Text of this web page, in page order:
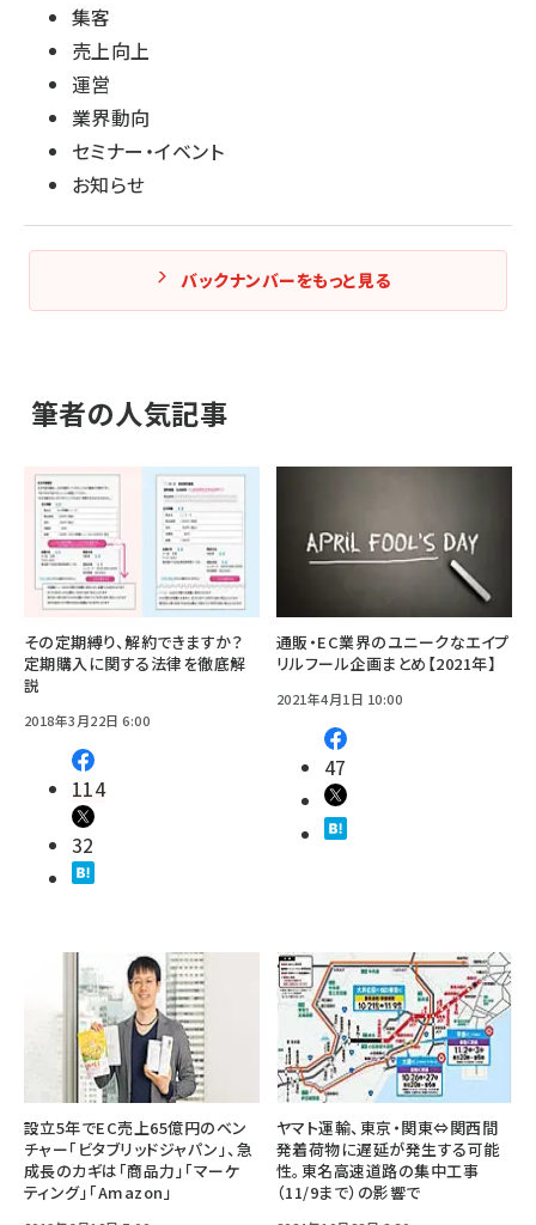
集客
売上向上
運営
業界動向
セミナー・イベント
お知らせ
バックナンバーをもっと見る
筆者の人気記事
その定期縛り、解約できますか？
定期購入に関する法律を徹底解
説
2018年3月22日 6:00
114
32
通販・EC業界のユニークなエイプ
リルフール企画まとめ【2021年】
2021年4月1日 10:00
47
設立5年でEC売上65億円のベン
チャー「ビタブリッドジャパン」、急
成長のカギは「商品力」「マーケ
ティング」「Amazon」
ヤマト運輸、東京・関東⇔関西間
発着荷物に遅延が発生する可能
性。東名高速道路の集中工事
（11/9まで）の影響で